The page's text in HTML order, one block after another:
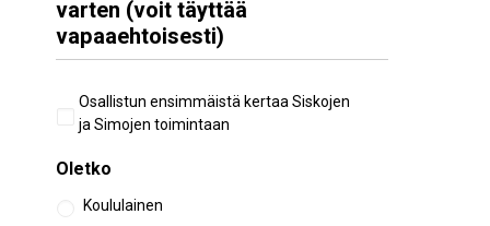
varten (voit täyttää
vapaaehtoisesti)
Aiempi
osallistuminen
Osallistun ensimmäistä kertaa Siskojen
ja Simojen toimintaan
Oletko
Koululainen